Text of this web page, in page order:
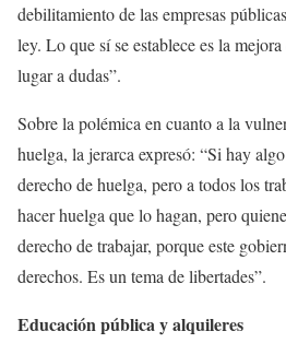
debilitamiento de las empresas
ley. Lo que sí se establece es la
lugar a dudas”.
Sobre la polémica en cuanto a la
huelga, la jerarca expresó: “Si hay
derecho de huelga, pero a todos los
hacer huelga que lo hagan, pero
derecho de trabajar, porque este
derechos. Es un tema de libertades”.
Educación pública y alquileres